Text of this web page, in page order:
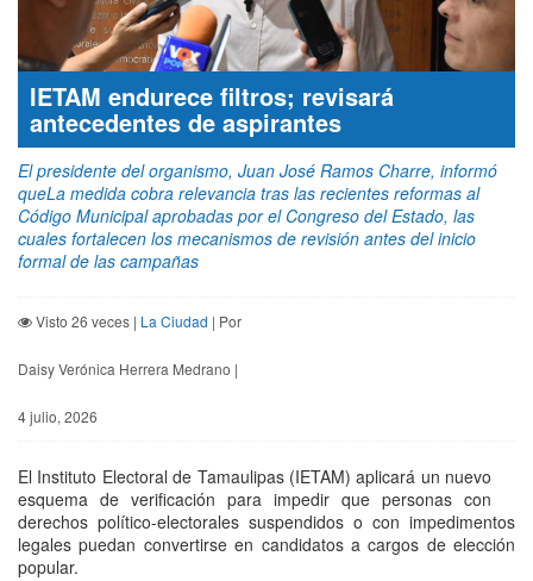
IETAM endurece filtros; revisará
antecedentes de aspirantes
El presidente del organismo, Juan José Ramos Charre, informó
queLa medida cobra relevancia tras las recientes reformas al
Código Municipal aprobadas por el Congreso del Estado, las
cuales fortalecen los mecanismos de revisión antes del inicio
formal de las campañas
Visto 26 veces | La Ciudad | Por
Daisy Verónica Herrera Medrano |
4 julio, 2026
El Instituto Electoral de Tamaulipas (IETAM) aplicará un nuevo
esquema de verificación para impedir que personas con
derechos político-electorales suspendidos o con impedimentos
legales puedan convertirse en candidatos a cargos de elección
popular.